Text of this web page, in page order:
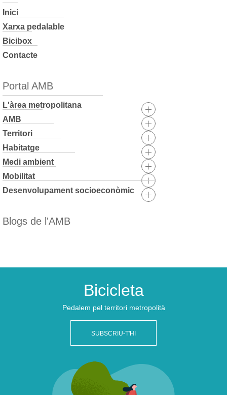
Inici
Xarxa pedalable
Bicibox
Contacte
Portal AMB
L'àrea metropolitana
AMB
Territori
Habitatge
Medi ambient
Mobilitat
Desenvolupament socioeconòmic
Blogs de l'AMB
content
Bicicleta
Pedalem pel territori metropolità
SUBSCRIU-T'HI